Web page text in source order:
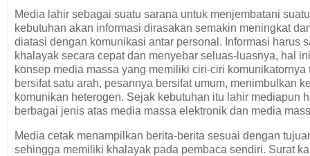
Media lahir sebagai suatu sarana untuk menjembatani
kebutuhan akan informasi dirasakan semakin meningkat
diatasi dengan komunikasi antar personal. Informasi harus
khalayak secara cepat dan menyebar seluas-luasnya, hal
konsep media massa yang memiliki ciri-ciri komunikatornya
bersifat satu arah, pesannya bersifat umum, menimbulkan
komunikan heterogen. Sejak kebutuhan itu lahir mediapun
berbagai jenis atas media massa elektronik dan media
Media cetak menampilkan berita-berita sesuai dengan
sehingga memiliki khalayak pada pembaca sendiri. Surat